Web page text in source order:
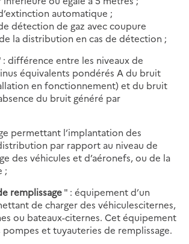
automatique ;
détection de gaz avec coupure
la distribution en cas de détection ;
: différence entre les niveaux de
équivalents pondérés A du bruit
en fonctionnement) et du bruit
du bruit généré par
permettant l’implantation des
par rapport au niveau de
des véhicules et d’aéronefs, ou de la
;
remplissage" : équipement d’un
de charger des véhiculesciternes,
ou bateaux-citernes. Cet équipement
et tuyauteries de remplissage.